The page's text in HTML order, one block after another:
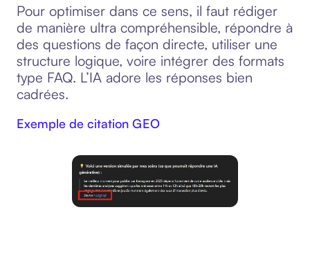
Pour optimiser dans ce sens, il faut rédiger
de manière ultra compréhensible, répondre à
des questions de façon directe, utiliser une
structure logique, voire intégrer des formats
type FAQ. L’IA adore les réponses bien
cadrées.
Exemple de citation GEO